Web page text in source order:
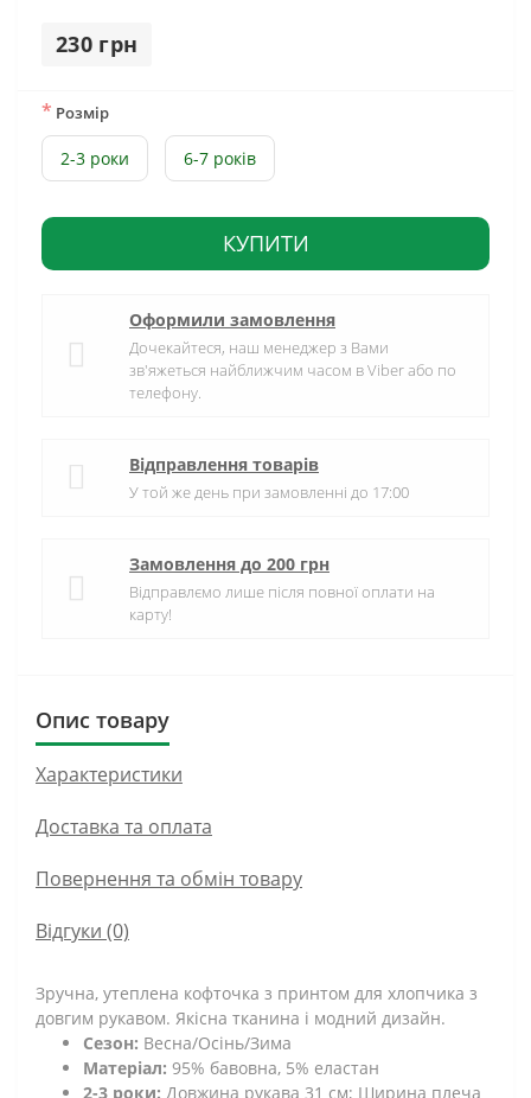
230 грн
* Розмір
2-3 роки 6-7 років
КУПИТИ
Оформили замовлення
Дочекайтеся, наш менеджер з Вами
зв'яжеться найближчим часом в Viber або по
телефону.
Відправлення товарів
У той же день при замовленні до 17:00
Замовлення до 200 грн
Відправлємо лише після повної оплати на
карту!
Опис товару
Характеристики
Доставка та оплата
Повернення та обмін товару
Відгуки (0)
Зручна, утеплена кофточка з принтом для хлопчика з
довгим рукавом. Якісна тканина і модний дизайн.
Сезон: Весна/Осінь/Зима
Матеріал: 95% бавовна, 5% еластан
2-3 роки: Довжина рукава 31 см; Ширина плеча